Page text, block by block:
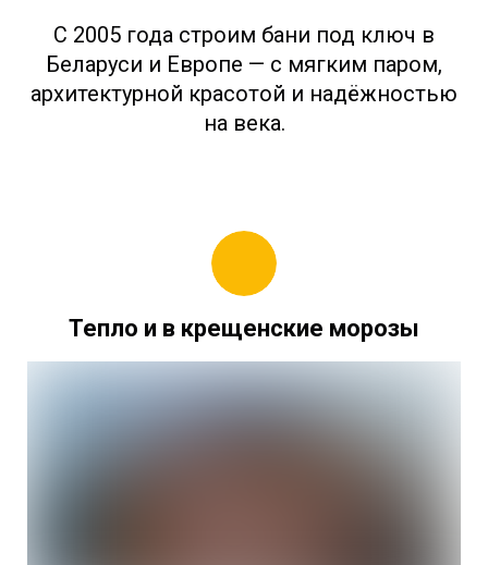
С 2005 года строим бани под ключ в
Беларуси и Европе — с мягким паром,
архитектурной красотой и надёжностью
на века.
Тепло и в крещенские морозы